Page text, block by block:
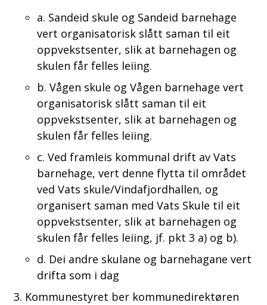
a. Sandeid skule og Sandeid barnehage
vert organisatorisk slått saman til eit
oppvekstsenter, slik at barnehagen og
skulen får felles leiing.
b. Vågen skule og Vågen barnehage vert
organisatorisk slått saman til eit
oppvekstsenter, slik at barnehagen og
skulen får felles leiing.
c. Ved framleis kommunal drift av Vats
barnehage, vert denne flytta til området
ved Vats skule/Vindafjordhallen, og
organisert saman med Vats Skule til eit
oppvekstsenter, slik at barnehagen og
skulen får felles leiing, jf. pkt 3 a) og b).
d. Dei andre skulane og barnehagane vert
drifta som i dag
Kommunestyret ber kommunedirektøren